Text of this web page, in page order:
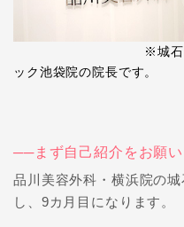
※城石充医師は現
ック池袋院の院長です。
──まず自己紹介をお願い
品川美容外科・横浜院の
し、9カ月目になります。